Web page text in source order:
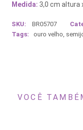
Medida: 3,0 cm altura
SKU: BR05707
Tags:
ouro velho,
VOCÊ